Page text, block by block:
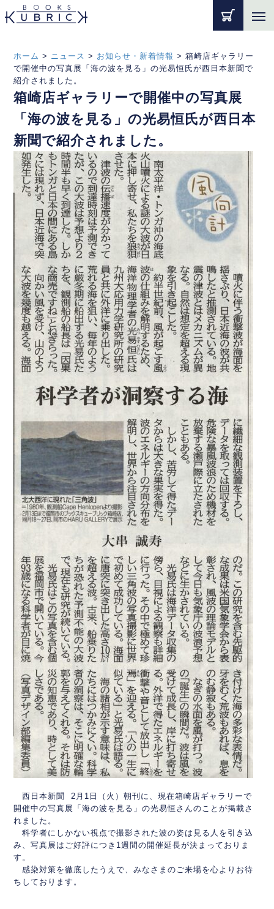
ホーム > ニュース > お知らせ・新着情報 >箱崎店ギャラリー
で開催中の写真展「海の波を見る」の光易恒氏が西日本新聞で
紹介されました。
箱崎店ギャラリーで開催中の写真展
「海の波を見る」の光易恒氏が西日本
新聞で紹介されました。
西日本新聞 2月1日（火）朝刊に、現在箱崎店ギャラリーで
開催中の写真展「海の波を見る」の光易恒さんのことが掲載さ
れました。
科学者にしかない視点で撮影された波の姿は見る人を引き込
み、写真展はご好評につき1週間の開催延長が決まっておりま
す。
感染対策を徹底したうえで、みなさまのご来場を心よりお待
ちしております。